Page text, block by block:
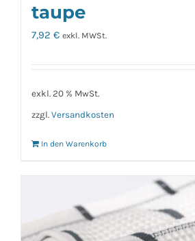
taupe
7,92 € exkl. MWSt.
exkl. 20 % MwSt.
zzgl. Versandkosten
In den Warenkorb